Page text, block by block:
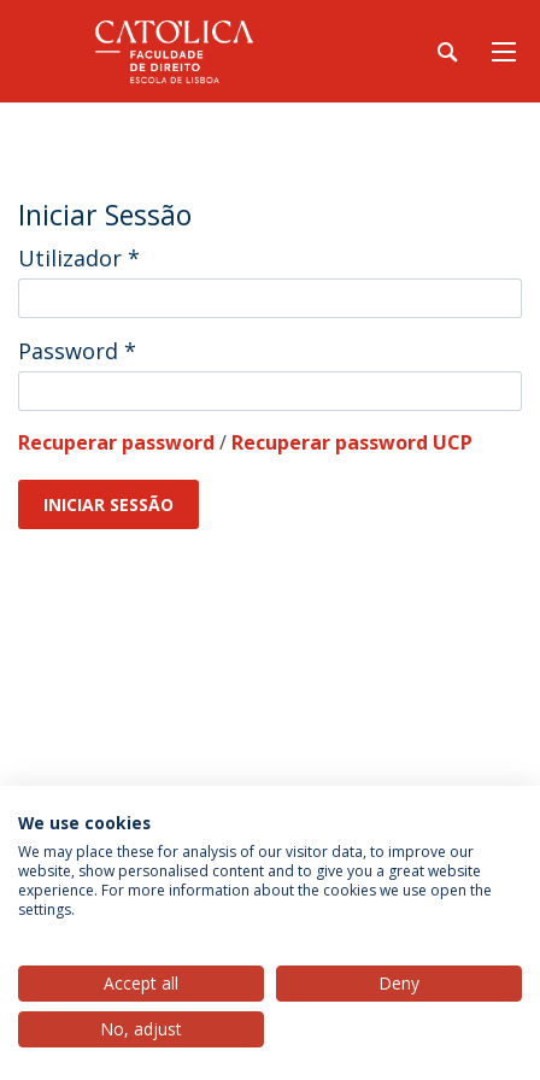
Iniciar Sessão
Utilizador *
Password *
Recuperar password / Recuperar password UCP
INICIAR SESSÃO
Política de Privacidade
Termos & Condições
Direitos do Titular dos Dados
© 2026 Universidade Católica Portuguesa
We use cookies
We may place these for analysis of our visitor data, to improve our
website, show personalised content and to give you a great website
experience. For more information about the cookies we use open the
settings.
Accept all
Deny
No, adjust